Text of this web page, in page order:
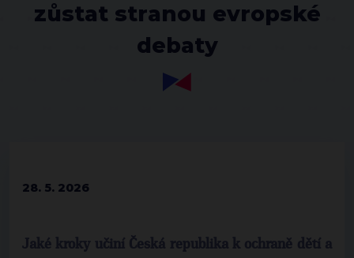
zůstat stranou evropské
debaty
28. 5. 2026
Jaké kroky učiní Česká republika k ochraně dětí a